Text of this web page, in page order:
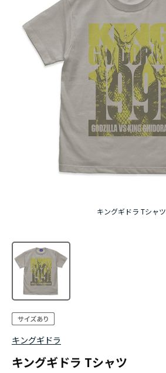
キングギドラ Tシャツ
キングギドラ
キングギドラ Tシャツ